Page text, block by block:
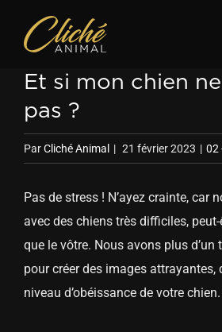
Et si mon chien ne
pas ?
ParCliché Animal | 21 février 2023 | 02
Pas de stress ! N’ayez crainte, car
avec des chiens très difficiles,
que le vôtre. Nous avons plus d’un
pour créer des images attrayantes,
niveau d’obéissance de votre chien.